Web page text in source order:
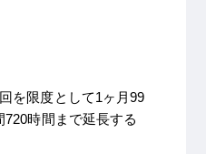
を限度として1ヶ月99
時間まで延長する